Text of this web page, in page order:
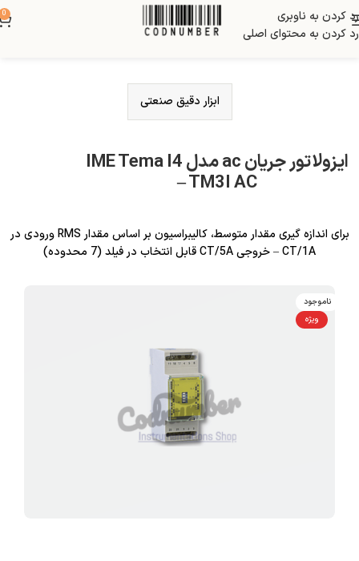
رد کردن به ناوبری
رد کردن به محتوای اصلی
0
ابزار دقیق صنعتی
ایزولاتور جریان ac مدل IME Tema I4
– TM3I AC
برای اندازه گیری مقدار متوسط، کالیبراسیون بر اساس مقدار RMS ورودی در
CT/1A – خروجی CT/5A قابل انتخاب در فیلد (7 محدوده)
ناموجود
ویژه